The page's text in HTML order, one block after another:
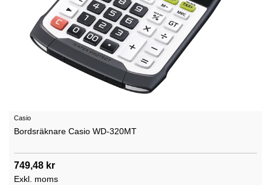
Casio
Bordsräknare Casio WD-320MT
749,48 kr
Exkl. moms